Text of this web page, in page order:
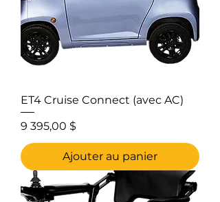
ET4 Cruise Connect (avec AC)
Prix
9 395,00 $
Ajouter au panier